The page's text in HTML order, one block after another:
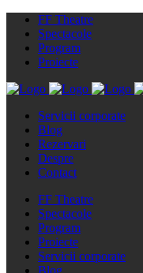
FF Theatre
Spectacole
Program
Proiecte
Servicii corporate
Blog
Rezervari
Despre
Contact
FF Theatre
Spectacole
Program
Proiecte
Servicii corporate
Blog